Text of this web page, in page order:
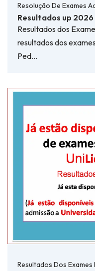
Resolução De Exames
Resultados up
Resultados dos
resultados dos
Ped…
Resultados Dos Exames